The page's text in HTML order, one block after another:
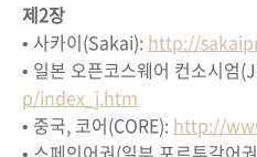
제2장
• 사카이(Sakai): http://
• 일본 오픈코스웨어 컨소시엄
p/index_j.htm
• 중국, 코어(CORE): http://